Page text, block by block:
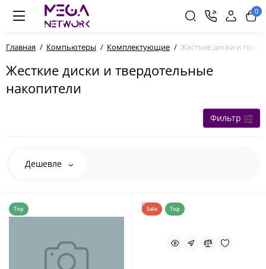
0
Главная Компьютеры Комплектующие Жесткие диски и
Жесткие диски и твердотельные
накопители
Фильтр
Дешевле
Top Sale Top